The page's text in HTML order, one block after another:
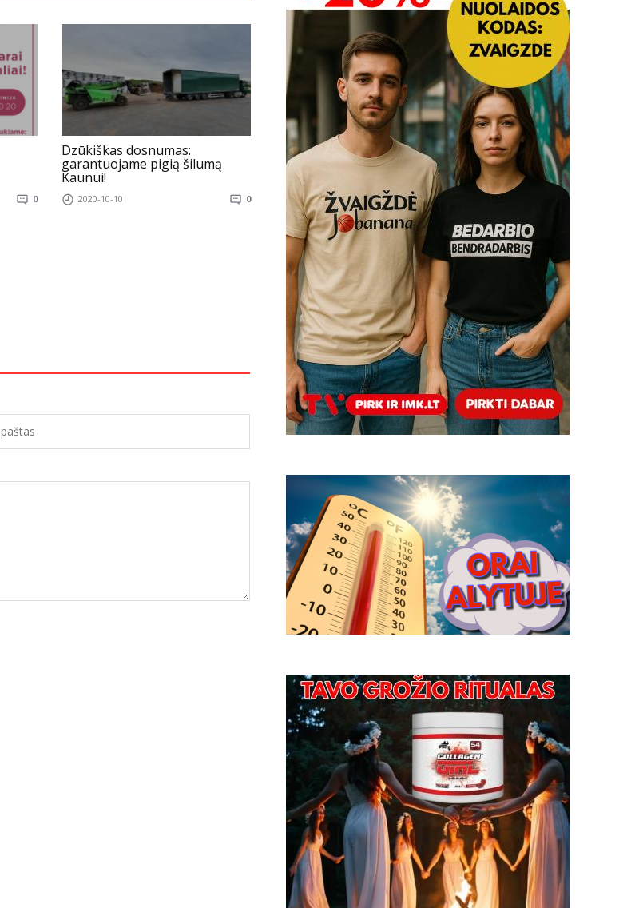
0
Dzūkiškas dosnumas:
garantuojame pigią šilumą
Kaunui!
2020-10-10 0
Kas apsakys tas dzūkų
linksmybes!
2022-09-12 0
Jau šį penktadienį Punia
kviečia į Onines!
2022-07-19